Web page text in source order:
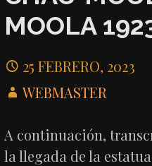
MOOLA
25 FEBRERO, 2023
WEBMASTER
A continuación,
la llegada de la